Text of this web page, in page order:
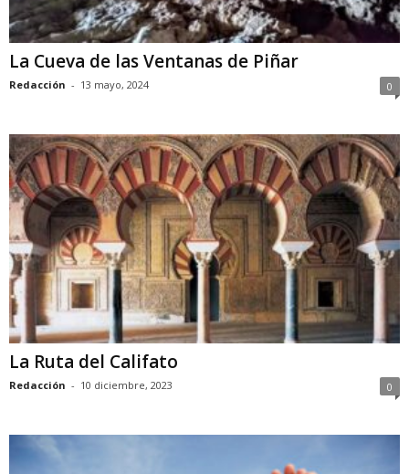
La Cueva de las Ventanas de Piñar
Redacción - 13 mayo, 2024 0
La Ruta del Califato
Redacción - 10 diciembre, 2023 0